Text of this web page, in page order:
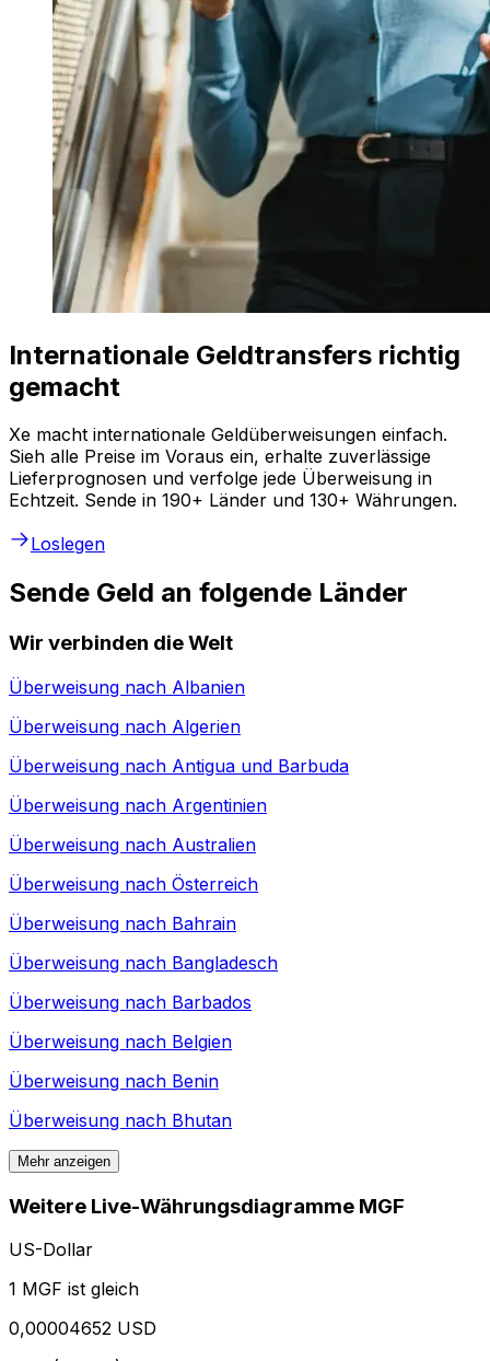
Internationale Geldtransfers richtig
gemacht
Xe macht internationale Geldüberweisungen einfach.
Sieh alle Preise im Voraus ein, erhalte zuverlässige
Lieferprognosen und verfolge jede Überweisung in
Echtzeit. Sende in 190+ Länder und 130+ Währungen.
Loslegen
Sende Geld an folgende Länder
Wir verbinden die Welt
Überweisung nach Albanien
Überweisung nach Algerien
Überweisung nach Antigua und Barbuda
Überweisung nach Argentinien
Überweisung nach Australien
Überweisung nach Österreich
Überweisung nach Bahrain
Überweisung nach Bangladesch
Überweisung nach Barbados
Überweisung nach Belgien
Überweisung nach Benin
Überweisung nach Bhutan
Mehr anzeigen
Weitere Live-Währungsdiagramme MGF
US-Dollar
1 MGF ist gleich
0,00004652 USD